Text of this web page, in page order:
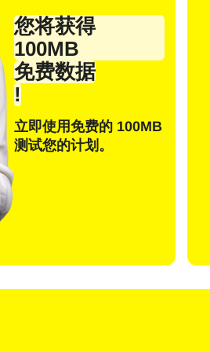
您将获得
100MB
免费数据
!
立即使用免费的 100MB
测试您的计划。
选择货币：